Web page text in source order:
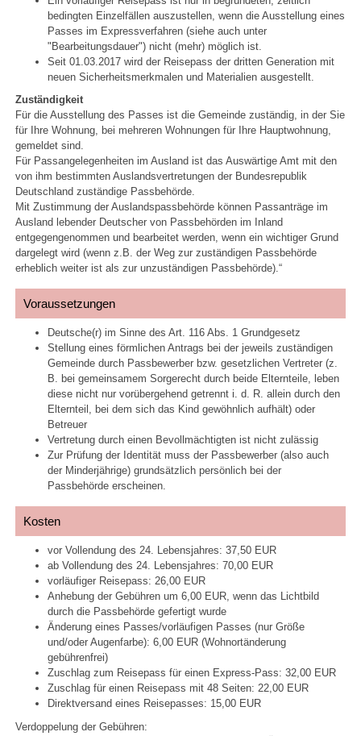
bedingten Einzelfällen auszustellen, wenn die Ausstellung eines
Passes im Expressverfahren (siehe auch unter
"Bearbeitungsdauer") nicht (mehr) möglich ist.
Seit 01.03.2017 wird der Reisepass der dritten Generation mit
neuen Sicherheitsmerkmalen und Materialien ausgestellt.
Zuständigkeit
Für die Ausstellung des Passes ist die Gemeinde zuständig, in der Sie
für Ihre Wohnung, bei mehreren Wohnungen für Ihre Hauptwohnung,
gemeldet sind.
Für Passangelegenheiten im Ausland ist das Auswärtige Amt mit den
von ihm bestimmten Auslandsvertretungen der Bundesrepublik
Deutschland zuständige Passbehörde.
Mit Zustimmung der Auslandspassbehörde können Passanträge im
Ausland lebender Deutscher von Passbehörden im Inland
entgegengenommen und bearbeitet werden, wenn ein wichtiger Grund
dargelegt wird (wenn z.B. der Weg zur zuständigen Passbehörde
erheblich weiter ist als zur unzuständigen Passbehörde).“
Voraussetzungen
Deutsche(r) im Sinne des Art. 116 Abs. 1 Grundgesetz
Stellung eines förmlichen Antrags bei der jeweils zuständigen
Gemeinde durch Passbewerber bzw. gesetzlichen Vertreter (z.
B. bei gemeinsamem Sorgerecht durch beide Elternteile, leben
diese nicht nur vorübergehend getrennt i. d. R. allein durch den
Elternteil, bei dem sich das Kind gewöhnlich aufhält) oder
Betreuer
Vertretung durch einen Bevollmächtigten ist nicht zulässig
Zur Prüfung der Identität muss der Passbewerber (also auch
der Minderjährige) grundsätzlich persönlich bei der
Passbehörde erscheinen.
Kosten
vor Vollendung des 24. Lebensjahres: 37,50 EUR
ab Vollendung des 24. Lebensjahres: 70,00 EUR
vorläufiger Reisepass: 26,00 EUR
Anhebung der Gebühren um 6,00 EUR, wenn das Lichtbild
durch die Passbehörde gefertigt wurde
Änderung eines Passes/vorläufigen Passes (nur Größe
und/oder Augenfarbe): 6,00 EUR (Wohnortänderung
gebührenfrei)
Zuschlag zum Reisepass für einen Express-Pass: 32,00 EUR
Zuschlag für einen Reisepass mit 48 Seiten: 22,00 EUR
Direktversand eines Reisepasses: 15,00 EUR
Verdoppelung der Gebühren: